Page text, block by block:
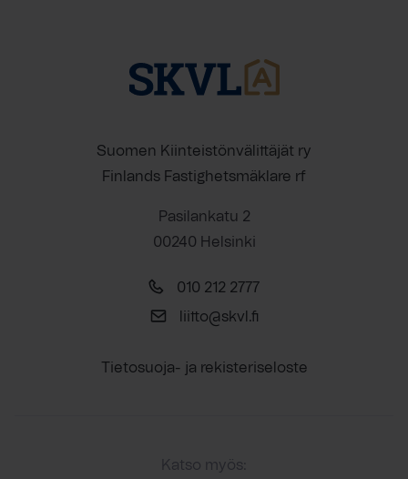
Suomen Kiinteistönvälittäjät ry
Finlands Fastighetsmäklare rf
Pasilankatu 2
00240 Helsinki
010 212 2777
liitto@skvl.fi
Tietosuoja- ja rekisteriseloste
Katso myös: